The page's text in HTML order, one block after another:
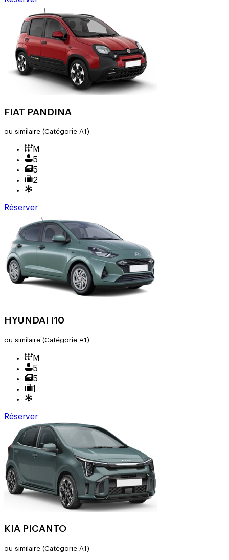
FIAT PANDINA
ou similaire (Catégorie A1)
M
5
5
2
Réserver
HYUNDAI I10
ou similaire (Catégorie A1)
M
5
5
1
Réserver
KIA PICANTO
ou similaire (Catégorie A1)